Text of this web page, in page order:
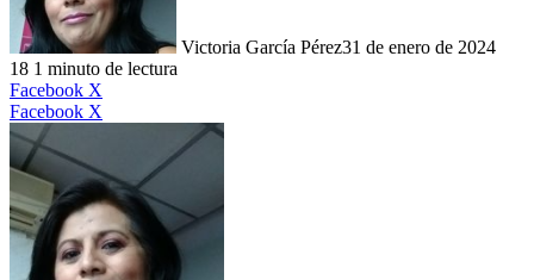
Victoria García Pérez31 de enero de 2024
18 1 minuto de lectura
Facebook X
Facebook X
electrónico